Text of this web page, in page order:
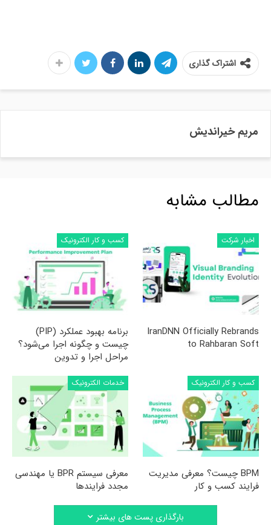
اشتراک گذاری
مریم خیراندیش
مطالب مشابه
اخبار شرکت
IranDNN Officially Rebrands
to Rahbaran Soft
کسب و کار الکترونیک
برنامه بهبود عملکرد (PIP)
چیست و چگونه اجرا می‌شود؟
مراحل اجرا و تدوین
کسب و کار الکترونیک
BPM چیست؟ معرفی مدیریت
فرایند کسب و کار
خدمات الکترونیک
معرفی سیستم BPR یا مهندسی
مجدد فرایندها
بارگذاری پست های بیشتر